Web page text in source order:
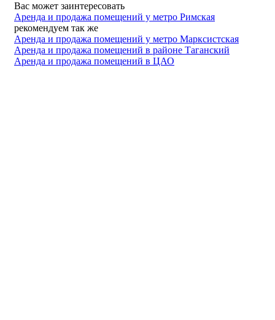
Вас может заинтересовать
Аренда и продажа помещений у метро Римская
рекомендуем так же
Аренда и продажа помещений у метро Марксистская
Аренда и продажа помещений в районе Таганский
Аренда и продажа помещений в ЦАО